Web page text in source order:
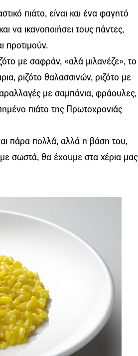
πιάτο, είναι και ένα φαγητό
να ικανοποιήσει τους πάντες,
προτιμούν.
με σαφράν, «αλά μιλανέζε», το
ριζότο θαλασσινών, ριζότο με
με σαμπάνια, φράουλες,
πιάτο της Πρωτοχρονιάς
πάρα πολλά, αλλά η βάση του,
σωστά, θα έχουμε στα χέρια μας